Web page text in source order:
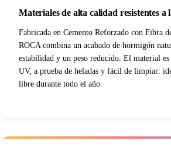
Materiales de alta calidad resistentes a
Fabricada en Cemento Reforzado con Fibra
ROCA combina un acabado de hormigón
estabilidad y un peso reducido. El material es
UV, a prueba de heladas y fácil de limpiar:
libre durante todo el año.